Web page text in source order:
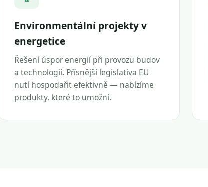
Environmentální projekty v
energetice
Řešení úspor energií při provozu budov
a technologií. Přísnější legislativa EU
nutí hospodařit efektivně — nabízíme
produkty, které to umožní.